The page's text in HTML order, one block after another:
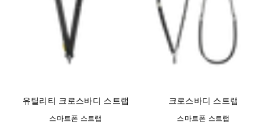
유틸리티 크로스바디 스트랩
스마트폰 스트랩
크로스바디 스트랩
스마트폰 스트랩